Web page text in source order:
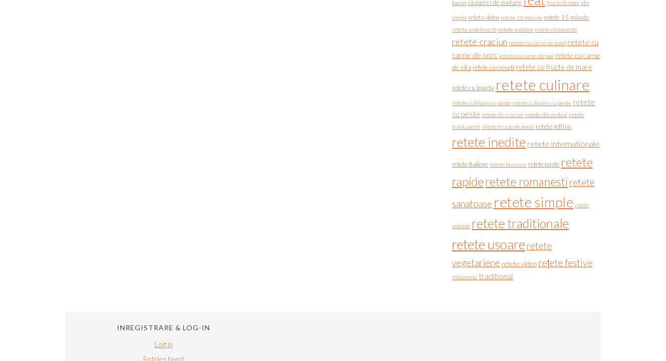
bacon ciuperci de padure fructe de mare idei
simple reteta video retete 10 minute retete 15 minute
retete ardelenesti retete asiatice retete chinezesti
retete craciun retete cu carne de miel retete cu
carne de porc retete cu carne de pui retete cu carne
de vita retete cu creveti retete cu fructe de mare
retete cu leurda retete culinare
retete culinare cu paste retete culinare cu peste retete
cu peste retete de craciun retete din ardeal retete
frantuzesti retete fructe de mare retete ieftine
retete inedite retete internationale
retete italiene retete la ceaun retete paste retete
rapideretete romanesti retete
sanatoase retete simple retete
spaniole retete traditionale
retete usoare retete
vegetariene retete video rețete festive
romanesc traditional
INREGISTRARE & LOG-IN
Log in
Entries feed